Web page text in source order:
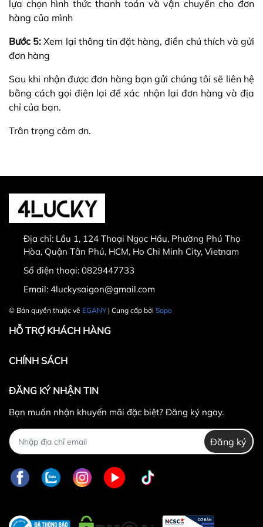
lựa chọn hình thức thanh toán và vận chuyển cho đơn
hàng của mình
Bước 5: Xem lại thông tin đặt hàng, điền chú thích và gửi
đơn hàng
Sau khi nhận được đơn hàng bạn gửi chúng tôi sẽ liên hệ
bằng cách gọi điện lại để xác nhận lại đơn hàng và địa
chỉ của bạn.
Trân trọng cảm ơn.
Địa chỉ: Lầu 1, 124 Thoại Ngọc Hầu, Phường Phú Thọ
Hòa, Quận Tân Phú, HCM, Ho Chi Minh City, Vietnam
Số điện thoại: 0829447733
Email: 4luckysaigon@gmail.com
© Bản quyền thuộc về EGANY| Cung cấp bởi Sapo
HỖ TRỢ KHÁCH HÀNG
CHÍNH SÁCH
ĐĂNG KÝ NHẬN TIN
Bạn muốn nhận khuyến mãi đặc biệt? Đăng ký ngay.
Đăng ký